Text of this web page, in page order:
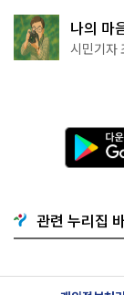
나의 마
상작 공
시민기자
관련 누리집